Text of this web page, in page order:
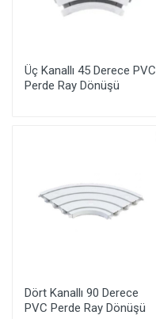
Üç Kanallı 45 Derece PVC
Perde Ray Dönüşü
Dört Kanallı 90 Derece
PVC Perde Ray Dönüşü